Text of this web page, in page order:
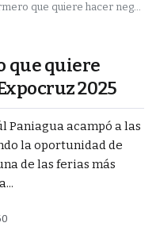
hacer negocios en la Expocruz 2025
que quiere
2025
Paniagua acampó a las
la oportunidad de
de las ferias más